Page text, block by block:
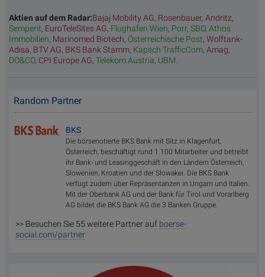
Aktien auf dem Radar:Bajaj Mobility AG, Rosenbauer, Andritz,
Semperit, EuroTeleSites AG, Flughafen Wien, Porr, SBO, Athos
Immobilien, Marinomed Biotech, Österreichische Post, Wolftank-
Adisa, BTV AG, BKS Bank Stamm, Kapsch TrafficCom, Amag,
DO&CO, CPI Europe AG, Telekom Austria, UBM
Random Partner
BKS
Die börsenotierte BKS Bank mit Sitz in Klagenfurt,
Österreich, beschäftigt rund 1.100 Mitarbeiter und betreibt
ihr Bank- und Leasinggeschäft in den Ländern Österreich,
Slowenien, Kroatien und der Slowakei. Die BKS Bank
verfügt zudem über Repräsentanzen in Ungarn und Italien.
Mit der Oberbank AG und der Bank für Tirol und Vorarlberg
AG bildet die BKS Bank AG die 3 Banken Gruppe.
>> Besuchen Sie 55 weitere Partner auf boerse-
social.com/partner